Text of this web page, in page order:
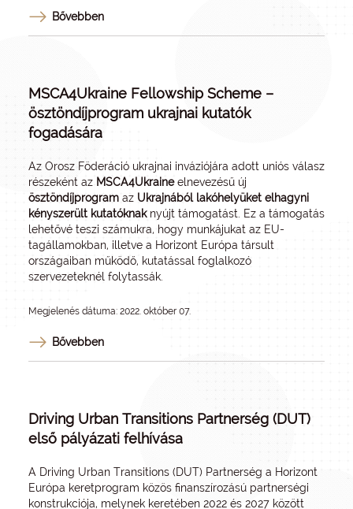
Bővebben
MSCA4Ukraine Fellowship Scheme –
ösztöndíjprogram ukrajnai kutatók
fogadására
Az Orosz Föderáció ukrajnai inváziójára adott uniós válasz
részeként az MSCA4Ukraineelnevezésű új
ösztöndíjprogram az Ukrajnából lakóhelyüket elhagyni
kényszerült kutatóknaknyújt támogatást. Ez a támogatás
lehetővé teszi számukra, hogy munkájukat az EU-
tagállamokban, illetve a Horizont Európa társult
országaiban működő, kutatással foglalkozó
szervezeteknél folytassák.
Megjelenés dátuma: 2022. október 07.
Bővebben
Driving Urban Transitions Partnerség (DUT)
első pályázati felhívása
A Driving Urban Transitions (DUT) Partnerség a Horizont
Európa keretprogram közös finanszírozású partnerségi
konstrukciója, melynek keretében 2022 és 2027 között